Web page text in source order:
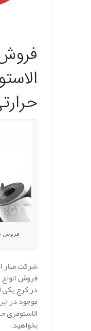
فروش
شرکت مهار
فروش انواع
در کرج
موجود در
الاستومری
بخواهید.